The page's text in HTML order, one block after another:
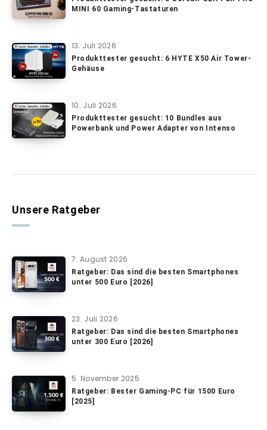
MINI 60 Gaming-Tastaturen
13. Juli 2026
Produkttester gesucht: 6 HYTE X50 Air Tower-
Gehäuse
10. Juli 2026
Produkttester gesucht: 10 Bundles aus
Powerbank und Power Adapter von Intenso
Unsere Ratgeber
7. August 2026
Ratgeber: Das sind die besten Smartphones
unter 500 Euro [2026]
23. Juli 2026
Ratgeber: Das sind die besten Smartphones
unter 300 Euro [2026]
5. November 2025
Ratgeber: Bester Gaming-PC für 1500 Euro
[2025]